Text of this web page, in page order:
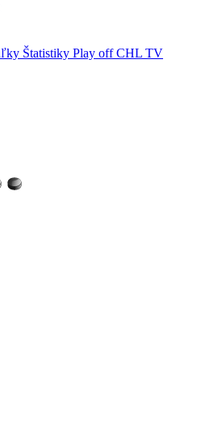
Štatistiky Play offCHL TV